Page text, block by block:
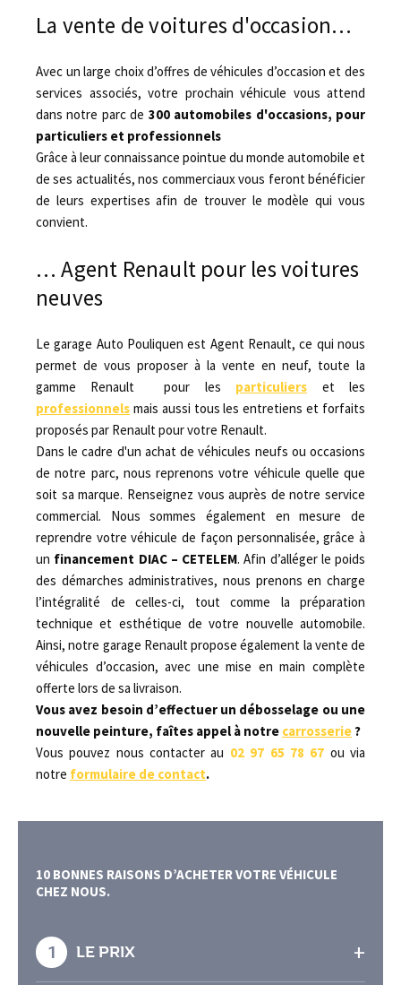
La vente de voitures d'occasion…
Avec un large choix d’offres de véhicules d’occasion et des
services associés, votre prochain véhicule vous attend
dans notre parc de 300 automobiles d'occasions, pour
particuliers et professionnels
Grâce à leur connaissance pointue du monde automobile et
de ses actualités, nos commerciaux vous feront bénéficier
de leurs expertises afin de trouver le modèle qui vous
convient.
… Agent Renault pour les voitures
neuves
Le garage Auto Pouliquen est Agent Renault, ce qui nous
permet de vous proposer à la vente en neuf, toute la
gamme Renault pour les particuliers et les
professionnels mais aussi tous les entretiens et forfaits
proposés par Renault pour votre Renault.
Dans le cadre d'un achat de véhicules neufs ou occasions
de notre parc, nous reprenons votre véhicule quelle que
soit sa marque. Renseignez vous auprès de notre service
commercial. Nous sommes également en mesure de
reprendre votre véhicule de façon personnalisée, grâce à
un financement DIAC – CETELEM. Afin d’alléger le poids
des démarches administratives, nous prenons en charge
l’intégralité de celles-ci, tout comme la préparation
technique et esthétique de votre nouvelle automobile.
Ainsi, notre garage Renault propose également la vente de
véhicules d’occasion, avec une mise en main complète
offerte lors de sa livraison.
Vous avez besoin d’effectuer un débosselage ou une
nouvelle peinture, faîtes appel à notre carrosserie?
Vous pouvez nous contacter au 02 97 65 78 67 ou via
notre formulaire de contact.
10 BONNES RAISONS D’ACHETER VOTRE VÉHICULE
CHEZ NOUS.
1 LE PRIX +
En effet, grâce à notre large choix de véhicules,